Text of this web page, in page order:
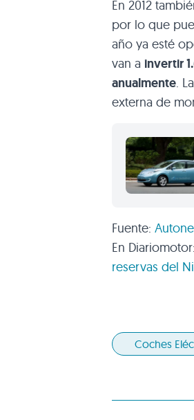
En 2012
por lo que
año ya esté
van a invertir
anualmente.
externa de
Fuente:
En Diariomotor:
reservas del
Coches